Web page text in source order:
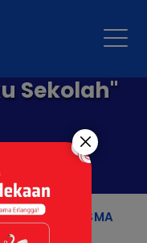
Sekolah"
PRESS TKA SMA